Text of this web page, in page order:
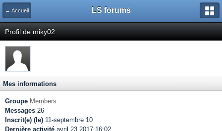
← Accueil LS forums
Profil de miky02
Mes informations
Groupe Members
Messages 26
Inscrit(e) (le) 11-septembre 10
Dernière activité avril 23 2017 16:02